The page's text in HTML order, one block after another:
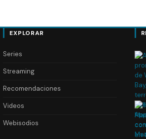
EXPLORAR
Series
Streaming
Recomendaciones
Videos
Webisodios